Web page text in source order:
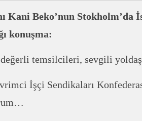
Kani Beko’nun Stokholm’da
konuşma:
değerli temsilcileri, sevgili
İşçi Sendikaları